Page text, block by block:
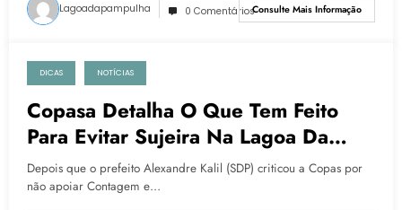
Lagoadapampulha 0 ComentáriosConsulte Mais Informação
1 de setembro de 2021
DICAS NOTÍCIAS
Copasa Detalha O Que Tem Feito
Para Evitar Sujeira Na Lagoa Da
Pampulha, Após Kalil Criticar Estatal
Depois que o prefeito Alexandre Kalil (SDP) criticou a Copas por
não apoiar Contagem e…